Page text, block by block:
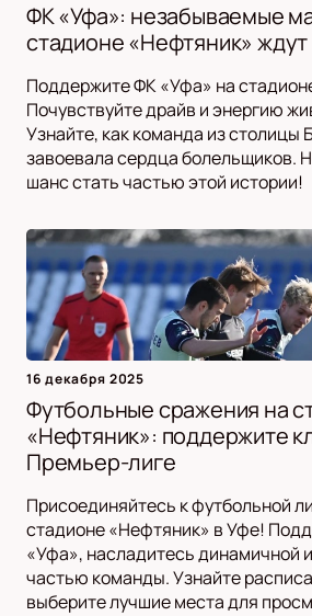
ФК «Уфа»: незабываемые
стадионе «Нефтяник» ждут
Поддержите ФК «Уфа» на
Почувствуйте драйв и энергию
Узнайте, как команда из столицы
завоевала сердца болельщиков.
шанс стать частью этой истории!
16 декабря 2025
Футбольные сражения на
«Нефтяник»: поддержите
Премьер-лиге
Присоединяйтесь к футбольной
стадионе «Нефтяник» в Уфе!
«Уфа», насладитесь динамичной
частью команды. Узнайте
выберите лучшие места для